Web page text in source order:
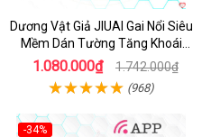
Dương Vật Giả JIUAI Gai Nổi Siêu
Mềm Dán Tường Tăng Khoái
Cảm
1.080.000₫ 1.742.000₫
(968)
-34%